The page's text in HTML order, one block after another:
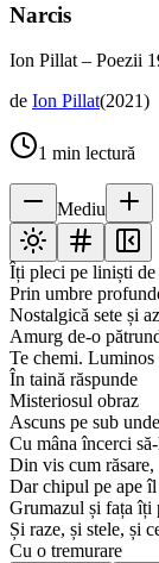
Narcis
Ion Pillat – Poezii
de Ion Pillat(2021)
1 min lectură
Mediu
Îți pleci pe liniști de
Prin umbre
Nostalgică sete și
Amurg de-o
Te chemi. Luminos
În taină răspunde
Misteriosul obraz
Ascuns pe sub
Cu mâna încerci
Din vis cum răsare,
Dar chipul pe ape
Grumazul și fața îți
Și raze, și stele, și
Cu o tremurare